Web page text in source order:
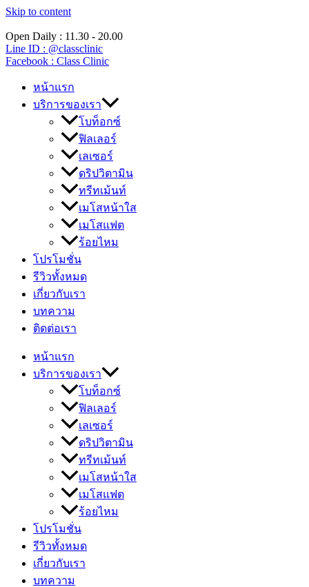
Skip to content
Open Daily : 11.30 - 20.00
Line ID : @classclinic​
Facebook : Class Clinic
หน้าแรก
บริการของเรา
โบท็อกซ์
ฟิลเลอร์
เลเซอร์
ดริปวิตามิน
ทรีทเม้นท์
เมโสหน้าใส
เมโสแฟต
ร้อยไหม
โปรโมชั่น
รีวิวทั้งหมด
เกี่ยวกับเรา
บทความ
ติดต่อเรา
หน้าแรก
บริการของเรา
โบท็อกซ์
ฟิลเลอร์
เลเซอร์
ดริปวิตามิน
ทรีทเม้นท์
เมโสหน้าใส
เมโสแฟต
ร้อยไหม
โปรโมชั่น
รีวิวทั้งหมด
เกี่ยวกับเรา
บทความ